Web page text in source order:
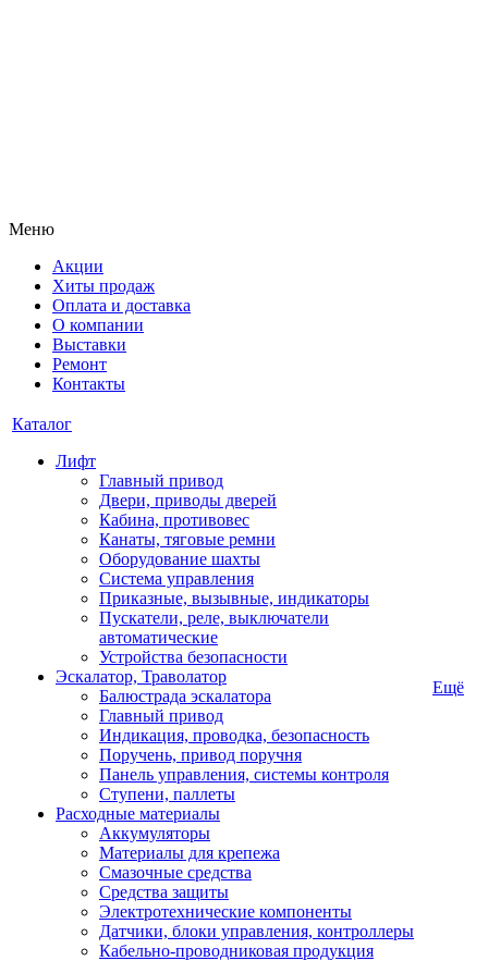
Меню
Акции
Хиты продаж
Оплата и доставка
О компании
Выставки
Ремонт
Контакты
Каталог
Лифт
Главный привод
Двери, приводы дверей
Кабина, противовес
Канаты, тяговые ремни
Оборудование шахты
Система управления
Приказные, вызывные, индикаторы
Пускатели, реле, выключатели
автоматические
Устройства безопасности
Эскалатор, Траволатор
Балюстрада эскалатора
Главный привод
Индикация, проводка, безопасность
Поручень, привод поручня
Панель управления, системы контроля
Ступени, паллеты
Расходные материалы
Аккумуляторы
Материалы для крепежа
Смазочные средства
Средства защиты
Электротехнические компоненты
Датчики, блоки управления, контроллеры
Кабельно-проводниковая продукция
Ещё